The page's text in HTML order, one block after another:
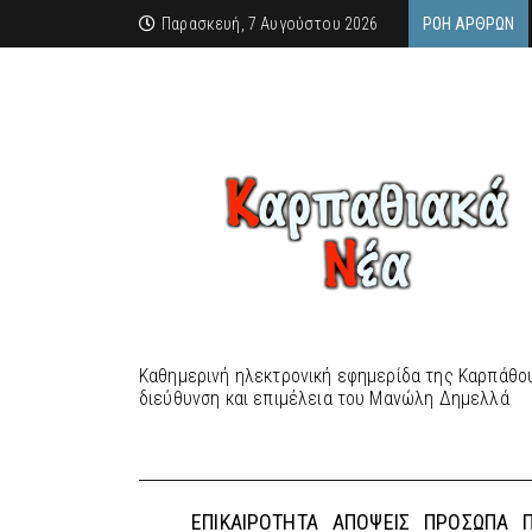
Παρασκευή, 7 Αυγούστου 2026 ΡΟΉ ΆΡΘΡΩΝ
Καθημερινή ηλεκτρονική εφημερίδα της
διεύθυνση και επιμέλεια του Μανώλη Δημελλά
ΕΠΙΚΑΙΡΌΤΗΤΑ ΑΠΌΨΕΙΣ ΠΡΌΣΩΠΑ